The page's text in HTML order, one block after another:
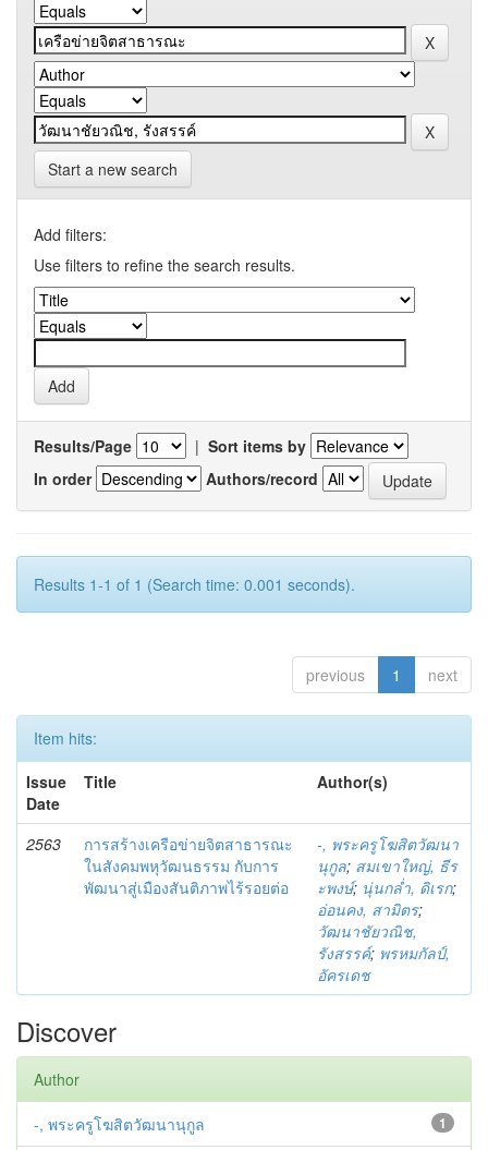
Start a new search
Add filters:
Use filters to refine the search results.
Results/Page | Sort items by
In order
Authors/record
Results 1-1 of 1 (Search time: 0.001 seconds).
previous 1 next
Item hits:
Issue
Date
Title Author(s)
2563
การสร้างเครือข่ายจิตสาธารณะ
ในสังคมพหุวัฒนธรรม กับการ
พัฒนาสู่เมืองสันติภาพไร้รอยต่อ
-, พระครูโฆสิตวัฒนา
นุกูล; สมเขาใหญ่, ธีร
ะพงษ์; นุ่นกล่ำ, ดิเรก;
อ่อนคง, สามิตร;
วัฒนาชัยวณิช,
รังสรรค์; พรหมกัลป์,
อัครเดช
Discover
Author
1
-, พระครูโฆสิตวัฒนานุกูล